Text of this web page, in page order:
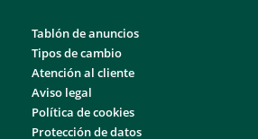
Tablón de anuncios
Tipos de cambio
Atención al cliente
Aviso legal
Política de cookies
Protección de datos